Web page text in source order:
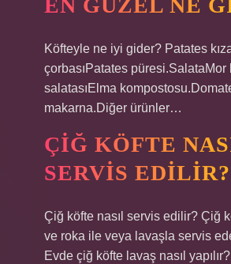
EN GÜZEL NE
Köfteyle ne iyi gider? Patates
çorbasıPatates püresi.SalataMor
salatasıElma
makarna.Diğer ürünler…
ÇIĞ KÖFTE
SERVIS EDILIR?
Çiğ köfte nasıl servis edilir? Çiğ
ve roka ile veya lavaşla servis
Evde çiğ köfte lavaş nasıl